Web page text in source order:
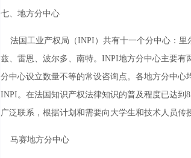
七、地方分中心
法国工业产权局（INPI）共有十一个分中心：里
兹、雷恩、波尔多、南特。INPI地方分中心主要
分中心设立数量不等的常设咨询点。各地方分中
INPI。在法国知识产权法律知识的普及程度已达
广泛联系，根据计划和需要向大学生和技术人员传
马赛地方分中心